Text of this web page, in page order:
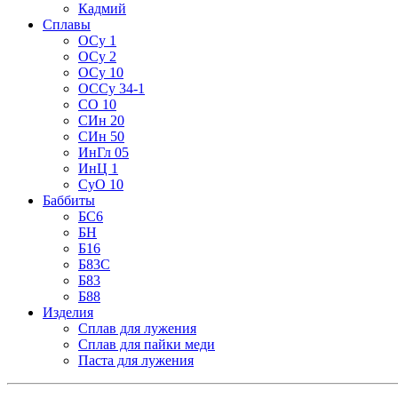
Кадмий
Сплавы
ОСу 1
ОСу 2
ОСу 10
ОССу 34-1
СО 10
СИн 20
СИн 50
ИнГл 05
ИнЦ 1
СуО 10
Баббиты
БС6
БН
Б16
Б83С
Б83
Б88
Изделия
Сплав для лужения
Сплав для пайки меди
Паста для лужения